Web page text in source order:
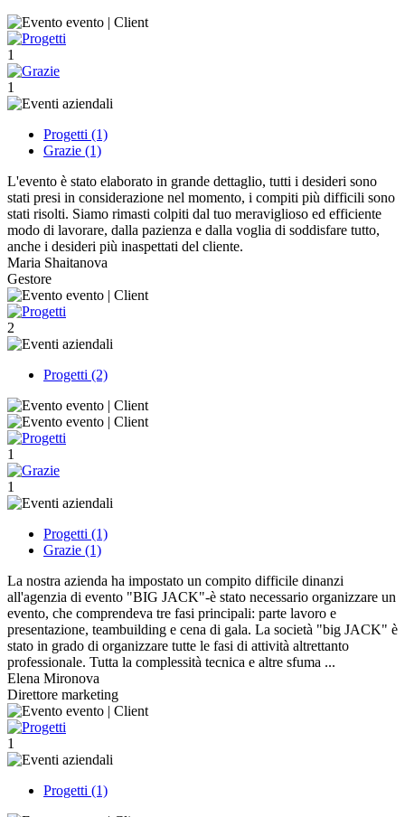
1
1
Progetti (1)
Grazie (1)
L'evento è stato elaborato in grande dettaglio, tutti i desideri sono
stati presi in considerazione nel momento, i compiti più difficili sono
stati risolti. Siamo rimasti colpiti dal tuo meraviglioso ed efficiente
modo di lavorare, dalla pazienza e dalla voglia di soddisfare tutto,
anche i desideri più inaspettati del cliente.
Maria Shaitanova
Gestore
2
Progetti (2)
1
1
Progetti (1)
Grazie (1)
La nostra azienda ha impostato un compito difficile dinanzi
all'agenzia di evento "BIG JACK"-è stato necessario organizzare un
evento, che comprendeva tre fasi principali: parte lavoro e
presentazione, teambuilding e cena di gala. La società "big JACK" è
stato in grado di organizzare tutte le fasi di attività altrettanto
professionale. Tutta la complessità tecnica e altre sfuma ...
Elena Mironova
Direttore marketing
1
Progetti (1)